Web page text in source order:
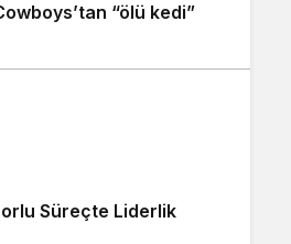
“ölü kedi”
Süreçte Liderlik